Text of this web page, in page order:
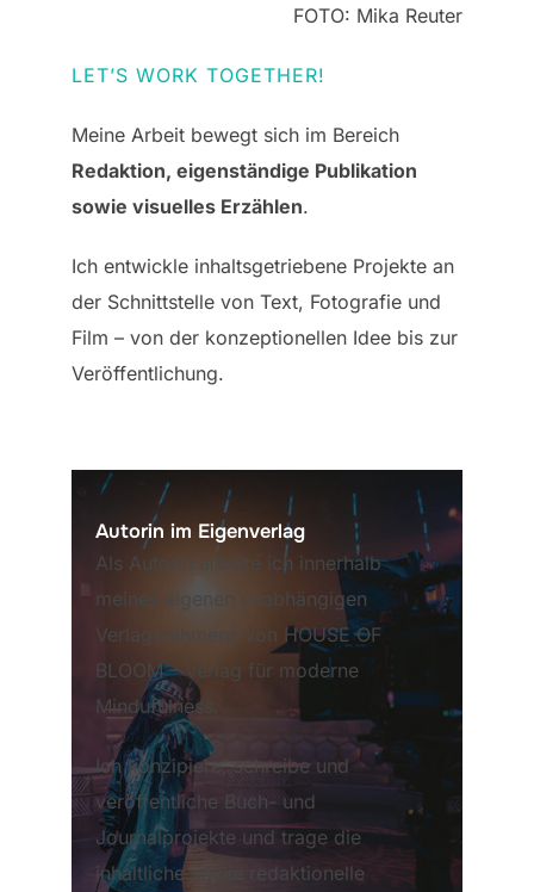
FOTO: Mika Reuter
LET’S WORK TOGETHER!
Meine Arbeit bewegt sich im Bereich
Redaktion, eigenständige Publikation
sowie visuelles Erzählen.
Ich entwickle inhaltsgetriebene Projekte an
der Schnittstelle von Text, Fotografie und
Film – von der konzeptionellen Idee bis zur
Veröffentlichung.
Autorin im Eigenverlag
Als Autorin arbeite ich innerhalb
meines eigenen unabhängigen
Verlagsrahmens von HOUSE OF
BLOOM – Verlag für moderne
Mindufulness.
Ich konzipiere, schreibe und
veröffentliche Buch- und
Journalprojekte und trage die
inhaltliche sowie redaktionelle